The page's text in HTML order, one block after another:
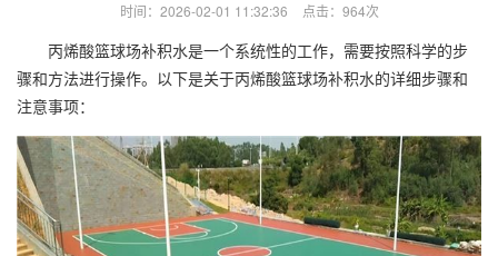
时间：2026-02-01 11:32:36 点击：964次
丙烯酸篮球场补积水是一个系统性的工作，需要按照科学的步
骤和方法进行操作。以下是关于丙烯酸篮球场补积水的详细步骤和
注意事项：